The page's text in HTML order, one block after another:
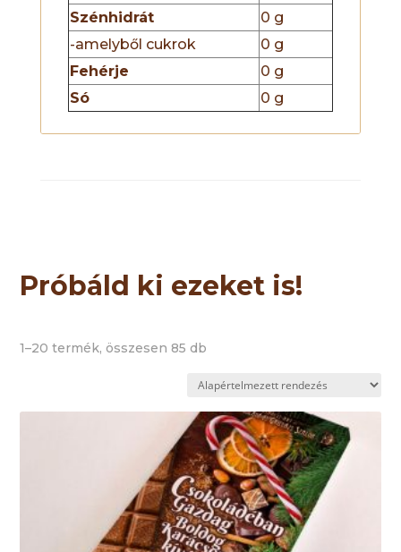
Szénhidrát
0 g
-amelyből cukrok
0 g
Fehérje
0 g
Só
0 g
Próbáld ki ezeket is!
1–20 termék, összesen 85 db